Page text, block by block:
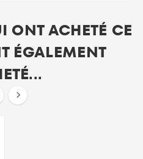
ONT ACHETÉ CE
ÉGALEMENT
